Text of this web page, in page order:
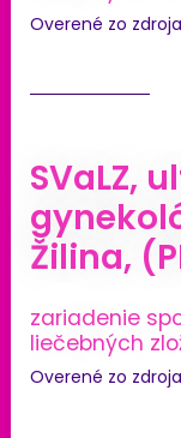
Overené zo
SVaLZ,
Žilina,
zariadenie
liečebných
Overené zo